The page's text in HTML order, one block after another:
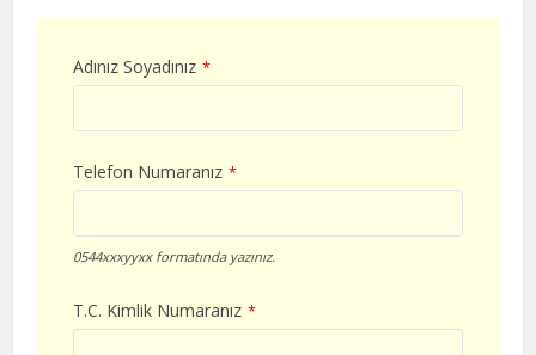
Adınız Soyadınız *
Telefon Numaranız *
0544xxxyyxx formatında yazınız.
T.C. Kimlik Numaranız *